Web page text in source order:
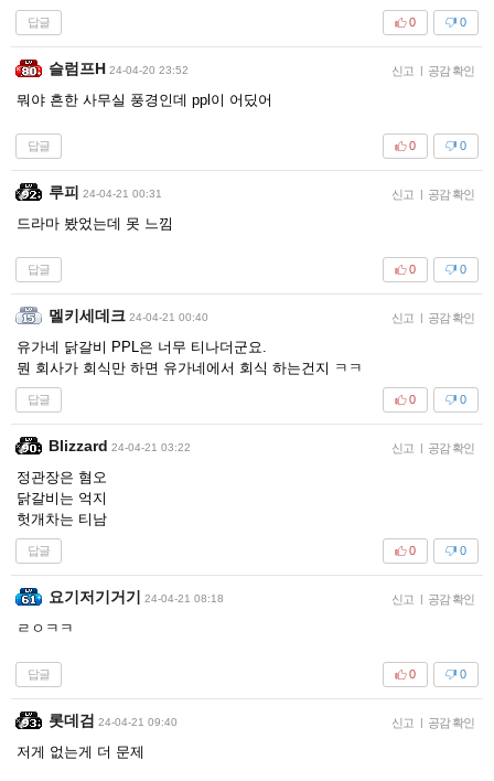
답글 0
0
슬럼프H 24-04-20 23:52 신고 | 공감 확인
뭐야 흔한 사무실 풍경인데 ppl이 어딨어
답글 0
0
루피 24-04-21 00:31 신고 | 공감 확인
드라마 봤었는데 못 느낌
답글 0
0
멜키세데크 24-04-21 00:40 신고 | 공감 확인
유가네 닭갈비 PPL은 너무 티나더군요.
뭔 회사가 회식만 하면 유가네에서 회식 하는건지 ㅋㅋ
답글 0
0
Blizzard 24-04-21 03:22 신고 | 공감 확인
정관장은 혐오
닭갈비는 억지
헛개차는 티남
답글 0
0
요기저기거기 24-04-21 08:18 신고 | 공감 확인
ㄹㅇㅋㅋ
답글 0
0
롯데검 24-04-21 09:40 신고 | 공감 확인
저게 없는게 더 문제